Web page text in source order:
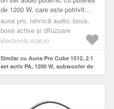
de 1200 W, care este potrivit
pentru petrecere și o prezentare
profesională sau un ...
auna pro, tehnică audio, boxe,
boxe active și difuzoare
electronic-star.ro
Similar cu Auna Pro Cube 1512, 2.1
set activ PA, 1200 W, subwoofer de
15 ", difuzor 2 x 12"